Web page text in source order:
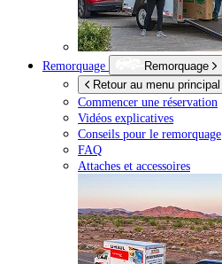
Remorquage
Remorquage
Retour au menu principal
Commencer une réservation
Vidéos explicatives
Conseils pour le remorquage
FAQ
Attaches et accessoires